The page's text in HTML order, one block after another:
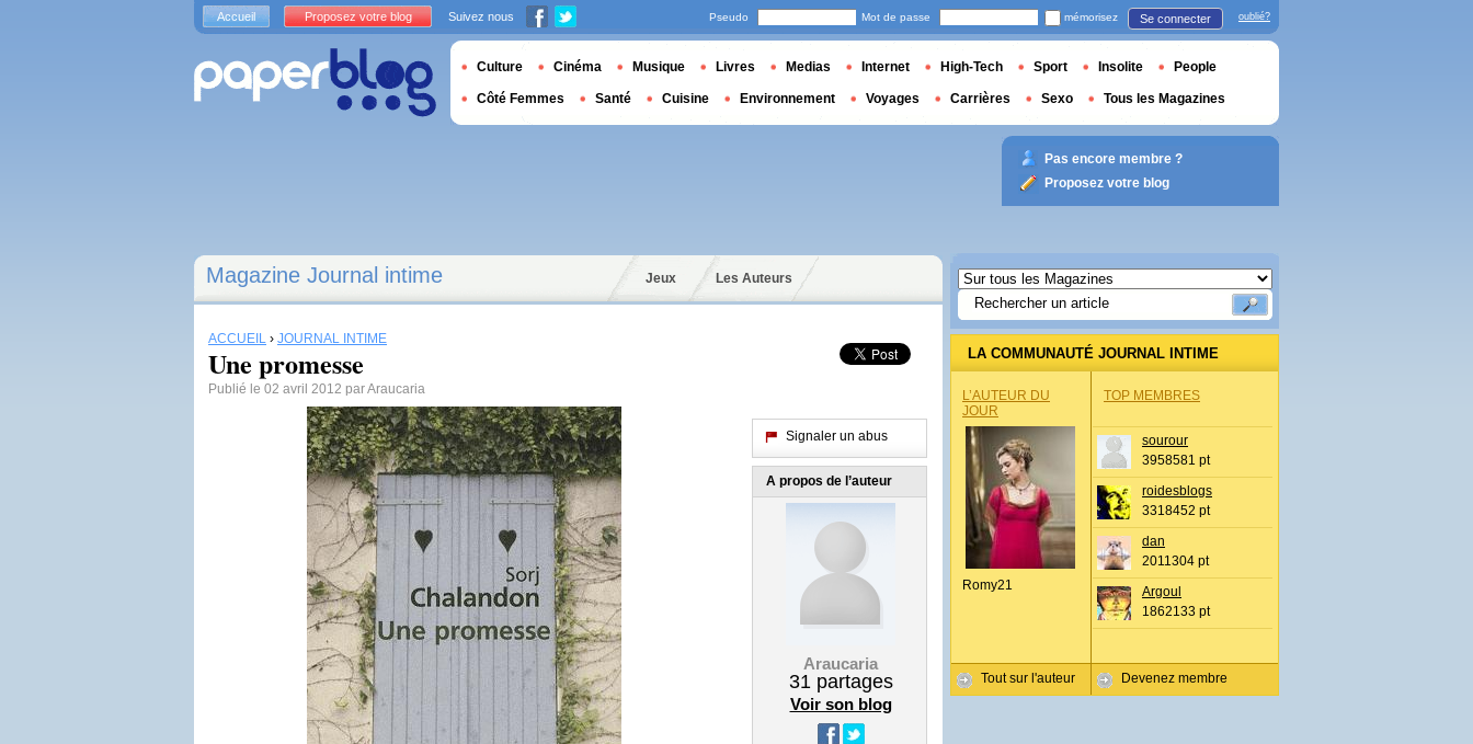
Magazine Journal intime Jeux Les Auteurs
ACCUEIL › JOURNAL INTIME
Une promesse
Publié le 02 avril 2012 par Araucaria
Signaler un abus
A propos de l’auteur
Araucaria
31partages
Voir son blog
LA COMMUNAUTÉ JOURNAL INTIME
L’AUTEUR DU
JOUR
Romy21
Tout sur l'auteur
TOP MEMBRES
sourour
3958581 pt
roidesblogs
3318452 pt
dan
2011304 pt
Argoul
1862133 pt
Devenez membre
Accueil Proposez votre blog Suivez nous Pseudo Mot de passe mémorisez Se connecter oublié?
Culture Cinéma Musique Livres Medias Internet High-Tech Sport Insolite People
Côté Femmes Santé Cuisine Environnement Voyages Carrières Sexo Tous les Magazines
Pas encore membre ?
Proposez votre blog